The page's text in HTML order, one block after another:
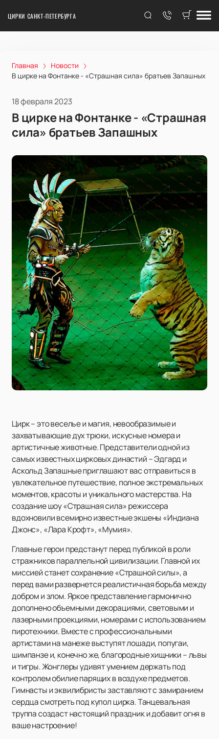
ЦИРКИ САНКТ-ПЕТЕРБУРГА
Главная
Новости
В цирке на Фонтанке - «Страшная сила» братьев Запашных
18 февраля 2023
В цирке на Фонтанке - «Страшная
сила» братьев Запашных
Цирк – это веселье и магия, невообразимые и
захватывающие дух трюки, искусные номера и
артистичные животные. Представители одной из
самых известных цирковых династий – Эдгард и
Аскольд Запашные приглашают вас отправиться в
увлекательное путешествие, полное экстремальных
моментов, красоты и уникального мастерства. На
создание шоу «Страшная сила» режиссера
вдохновили всемирно известные экшены «Индиана
Джонс», «Лара Крофт», «Мумия».
Главные герои предстанут перед публикой в роли
стражников параллельной цивилизации. Главной их
миссией станет сохранение «Страшной силы», а
перед вами развернется реалистичная борьба между
добром и злом. Яркое представление гармонично
дополнено объемными декорациями, световыми и
лазерными проекциями, номерами с использованием
пиротехники. Вместе с профессиональными
артистами на манеже выступят лошади, попугаи,
шимпанзе и, конечно же, благородные хищники – львы
и тигры. Жонглеры удивят умением держать под
контролем обилие парящих в воздухе предметов.
Гимнасты и эквилибристы заставляют с замиранием
сердца смотреть под купол цирка. Танцевальная
труппа создаст настоящий праздник и добавит огня в
ваше настроение!